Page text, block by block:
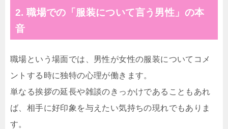
2. 職場での「服装について言う男性」の本
音
職場という場面では、男性が女性の服装についてコメ
ントする時に独特の心理が働きます。
単なる挨拶の延長や雑談のきっかけであることもあれ
ば、相手に好印象を与えたい気持ちの現れでもありま
す。